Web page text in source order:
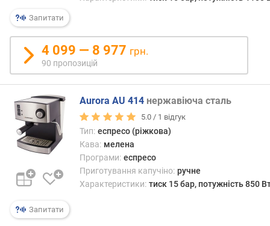
р
и
с
т
у
в
а
а
к
р
у
а
Запитати
4 099 — 8 977 грн.
90 пропозицій
Запитати
Aurora AU 414 нержавіюча сталь
5.0 / 1 відгук
Тип: еспресо (ріжкова)
Кава: мелена
Програми: еспресо
Приготування капучіно: ручне
Характеристики: тиск 15 бар, потужність 850